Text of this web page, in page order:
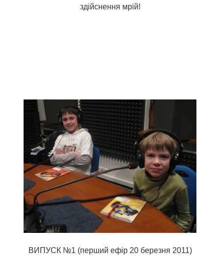
здійснення мрій!
ВИПУСК №1 (перший ефір 20 березня 2011)